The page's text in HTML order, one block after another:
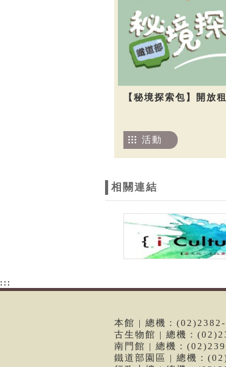
【秘境探索包】開放
活動
相關連結
:::
本館 | 總機：
古生物館 | 總機：
南門館 | 總機：
鐵道部園區 | 總機：